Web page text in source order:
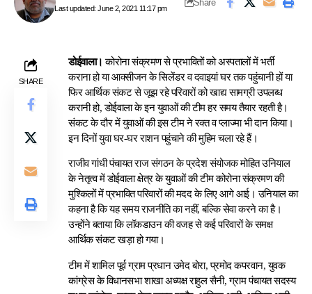
Last updated: June 2, 2021 11:17 pm
Share
SHARE
डोईवाला। कोरोना संक्रमण से प्रभावितों को अस्पतालों में भर्ती
कराना हो या आक्सीजन के सिलेंडर व दवाइयां घर तक पहुंचानी हों या
फिर आर्थिक संकट से जूझ रहे परिवारों को खाद्य सामग्री उपलब्ध
करानी हो, डोईवाला के इन युवाओं की टीम हर समय तैयार रहती है।
संकट के दौर में युवाओं की इस टीम ने रक्त व प्लाज्मा भी दान किया।
इन दिनों युवा घर-घर राशन पहुंचाने की मुहिम चला रहे हैं।
राजीव गांधी पंचायत राज संगठन के प्रदेश संयोजक मोहित उनियाल
के नेतृत्व में डोईवाला क्षेत्र के युवाओं की टीम कोरोना संक्रमण की
मुश्किलों में प्रभावित परिवारों की मदद के लिए आगे आई। उनियाल का
कहना है कि यह समय राजनीति का नहीं, बल्कि सेवा करने का है।
उन्होंने बताया कि लॉकडाउन की वजह से कई परिवारों के समक्ष
आर्थिक संकट खड़ा हो गया।
टीम में शामिल पूर्व ग्राम प्रधान उमेद बोरा, प्रमोद कपरवान, युवक
कांग्रेस के विधानसभा शाखा अध्यक्ष राहुल सैनी, ग्राम पंचायत सदस्य